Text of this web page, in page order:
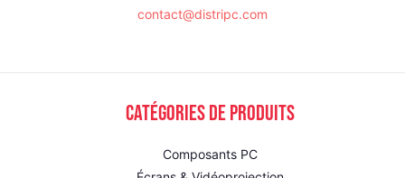
contact@distripc.com
Catégories de produits
Composants PC